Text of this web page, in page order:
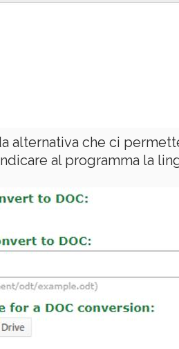
alternativa che ci
al programma la